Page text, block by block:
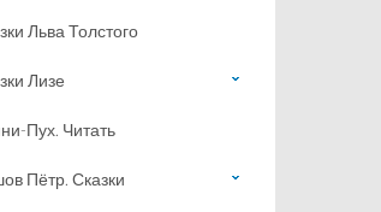
Льва Толстого
Лизе
Пух. Читать
Пётр. Сказки